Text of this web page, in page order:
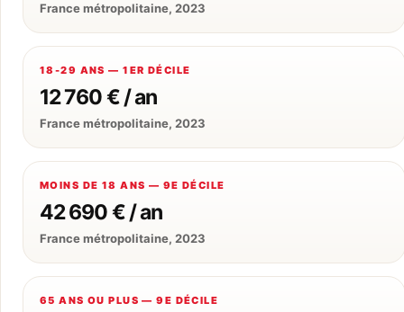
France métropolitaine, 2023
18-29 ANS — 1ER DÉCILE
12 760 € / an
France métropolitaine, 2023
MOINS DE 18 ANS — 9E DÉCILE
42 690 € / an
France métropolitaine, 2023
65 ANS OU PLUS — 9E DÉCILE